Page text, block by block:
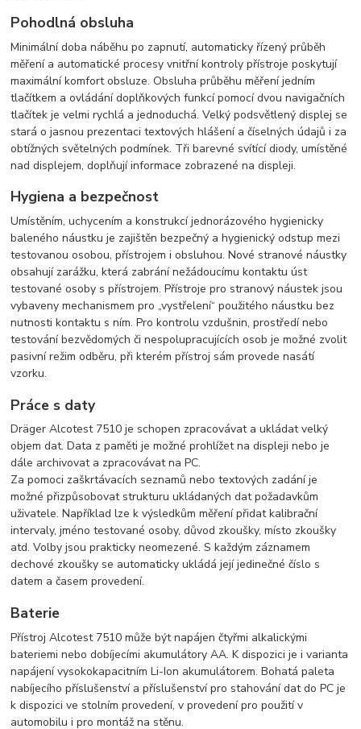
Pohodlná obsluha
Minimální doba náběhu po zapnutí, automaticky řízený průběh
měření a automatické procesy vnitřní kontroly přístroje poskytují
maximální komfort obsluze. Obsluha průběhu měření jedním
tlačítkem a ovládání doplňkových funkcí pomocí dvou navigačních
tlačítek je velmi rychlá a jednoduchá. Velký podsvětlený displej se
stará o jasnou prezentaci textových hlášení a číselných údajů i za
obtížných světelných podmínek. Tři barevné svítící diody, umístěné
nad displejem, doplňují informace zobrazené na displeji.
Hygiena a bezpečnost
Umístěním, uchycením a konstrukcí jednorázového hygienicky
baleného náustku je zajištěn bezpečný a hygienický odstup mezi
testovanou osobou, přístrojem i obsluhou. Nové stranové náustky
obsahují zarážku, která zabrání nežádoucímu kontaktu úst
testované osoby s přístrojem. Přístroje pro stranový náustek jsou
vybaveny mechanismem pro „vystřelení“ použitého náustku bez
nutnosti kontaktu s ním. Pro kontrolu vzdušnin, prostředí nebo
testování bezvědomých či nespolupracujících osob je možné zvolit
pasivní režim odběru, při kterém přístroj sám provede nasátí
vzorku.
Práce s daty
Dräger Alcotest 7510 je schopen zpracovávat a ukládat velký
objem dat. Data z paměti je možné prohlížet na displeji nebo je
dále archivovat a zpracovávat na PC.
Za pomoci zaškrtávacích seznamů nebo textových zadání je
možné přizpůsobovat strukturu ukládaných dat požadavkům
uživatele. Například lze k výsledkům měření přidat kalibrační
intervaly, jméno testované osoby, důvod zkoušky, místo zkoušky
atd. Volby jsou prakticky neomezené. S každým záznamem
dechové zkoušky se automaticky ukládá její jedinečné číslo s
datem a časem provedení.
Baterie
Přístroj Alcotest 7510 může být napájen čtyřmi alkalickými
bateriemi nebo dobíjecími akumulátory AA. K dispozici je i varianta
napájení vysokokapacitním Li-Ion akumulátorem. Bohatá paleta
nabíjecího příslušenství a příslušenství pro stahování dat do PC je
k dispozici ve stolním provedení, v provedení pro použití v
automobilu i pro montáž na stěnu.